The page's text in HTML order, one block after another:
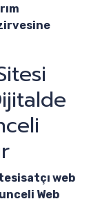
web
Web